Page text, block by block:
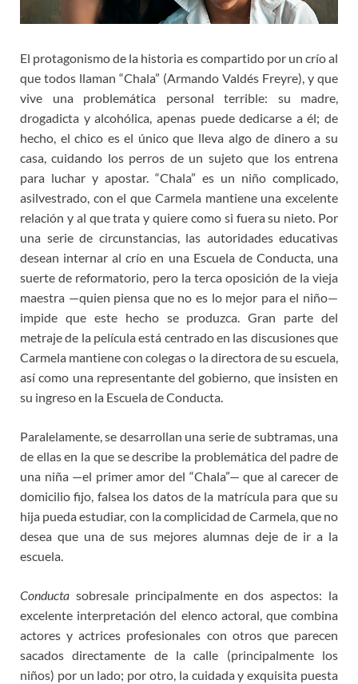
El protagonismo de la historia es compartido por un crío al
que todos llaman “Chala” (Armando Valdés Freyre), y que
vive una problemática personal terrible: su madre,
drogadicta y alcohólica, apenas puede dedicarse a él; de
hecho, el chico es el único que lleva algo de dinero a su
casa, cuidando los perros de un sujeto que los entrena
para luchar y apostar. “Chala” es un niño complicado,
asilvestrado, con el que Carmela mantiene una excelente
relación y al que trata y quiere como si fuera su nieto. Por
una serie de circunstancias, las autoridades educativas
desean internar al crío en una Escuela de Conducta, una
suerte de reformatorio, pero la terca oposición de la vieja
maestra —quien piensa que no es lo mejor para el niño—
impide que este hecho se produzca. Gran parte del
metraje de la película está centrado en las discusiones que
Carmela mantiene con colegas o la directora de su escuela,
así como una representante del gobierno, que insisten en
su ingreso en la Escuela de Conducta.
Paralelamente, se desarrollan una serie de subtramas, una
de ellas en la que se describe la problemática del padre de
una niña —el primer amor del “Chala”— que al carecer de
domicilio fijo, falsea los datos de la matrícula para que su
hija pueda estudiar, con la complicidad de Carmela, que no
desea que una de sus mejores alumnas deje de ir a la
escuela.
Conducta sobresale principalmente en dos aspectos: la
excelente interpretación del elenco actoral, que combina
actores y actrices profesionales con otros que parecen
sacados directamente de la calle (principalmente los
niños) por un lado; por otro, la cuidada y exquisita puesta